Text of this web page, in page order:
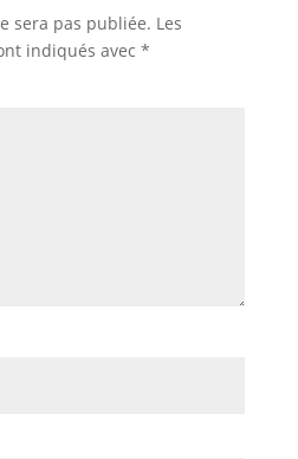
sera pas publiée. Les
indiqués avec *